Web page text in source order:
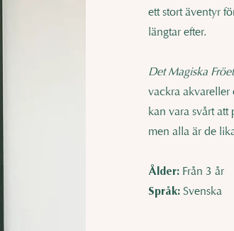
ett stort äventyr
längtar efter.
Det Magiska Fröet
vackra akvareller
kan vara svårt
men alla är de
Ålder: Från 3 år
Språk: Svenska